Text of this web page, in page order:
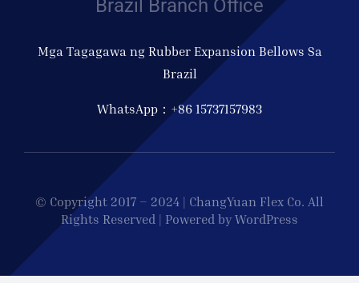
Brazil Branch Office
Mga Tagagawa ng Rubber Expansion Bellows Sa
Brazil
WhatsApp：+86 15737157983
© Copyright 2017 – 2024 | ChangYuan Flex Co. All
Rights Reserved | Powered by WordPress